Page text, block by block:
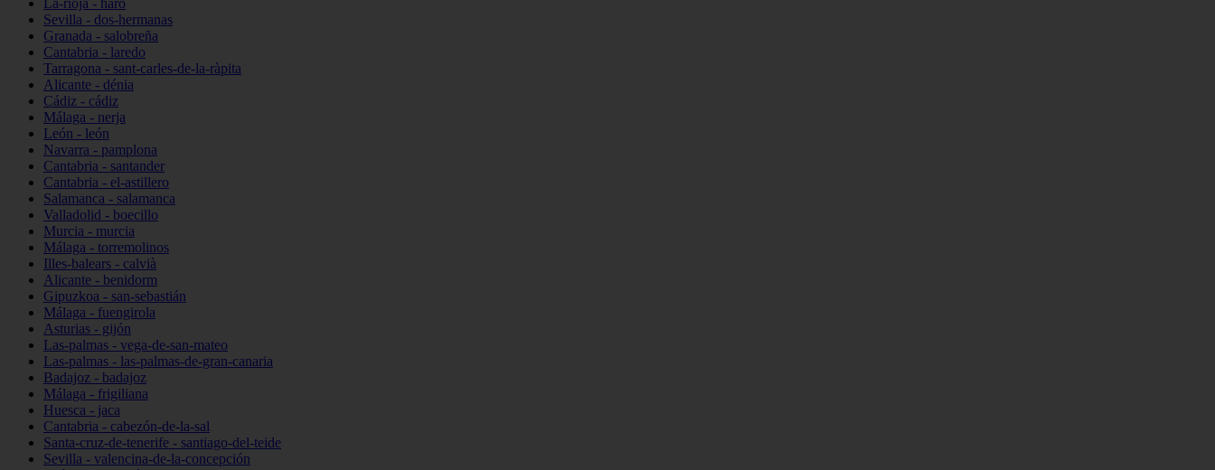
La-rioja - haro
Sevilla - dos-hermanas
Granada - salobreña
Cantabria - laredo
Tarragona - sant-carles-de-la-ràpita
Alicante - dénia
Cádiz - cádiz
Málaga - nerja
León - león
Navarra - pamplona
Cantabria - santander
Cantabria - el-astillero
Salamanca - salamanca
Valladolid - boecillo
Murcia - murcia
Málaga - torremolinos
Illes-balears - calvià
Alicante - benidorm
Gipuzkoa - san-sebastián
Málaga - fuengirola
Asturias - gijón
Las-palmas - vega-de-san-mateo
Las-palmas - las-palmas-de-gran-canaria
Badajoz - badajoz
Málaga - frigiliana
Huesca - jaca
Cantabria - cabezón-de-la-sal
Santa-cruz-de-tenerife - santiago-del-teide
Sevilla - valencina-de-la-concepción